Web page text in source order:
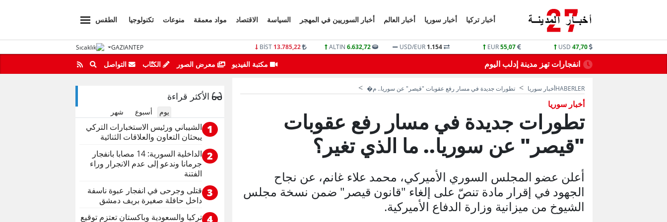
أخبار تركيا أخبار سوريا أخبار العالم أخبار السوريين في المهجر السياسة الاقتصاد مواد معمقة منوعات تكنولوجيا الطقس
USD 47,70
EUR55,07
USD/EUR 1.154
ALTIN 6.632,72
BİST 13.785,22
GAZIANTEP
انفجارات تهز مدينة إدلب اليوم كتاب من وزارة التربية التركي لـ 81 ولاية تركية مكتبة الفيديو معرض الصور الكتّاب التواصل
HABERLERأخبار سوريا تطورات جديدة في مسار رفع عقوبات "قيصر" عن سوريا.. م�
أخبار سوريا
تطورات جديدة في مسار رفع عقوبات
"قيصر" عن سوريا.. ما الذي تغير؟
أعلن عضو المجلس السوري الأميركي، محمد علاء غانم، عن نجاح
الجهود في إقرار مادة تنصّ على إلغاء "قانون قيصر" ضمن نسخة مجلس
الشيوخ من ميزانية وزارة الدفاع الأميركية.
الأكثر قراءة
يوم أسبوع شهر
1 الشيباني ورئيس الاستخبارات التركي
يبحثان التعاون والعلاقات الثنائية
2
الداخلية السورية: 14 مصابا بانفجار
جرمانا وندعو إلى عدم الانجرار وراء
الفتنة
3 قتلى وجرحى في انفجار عبوة ناسفة
داخل حافلة صغيرة بريف دمشق
4 تركيا والسعودية وباكستان تعتزم توقيع